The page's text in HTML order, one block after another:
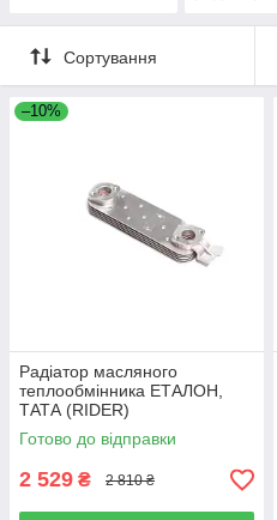
Сортування
–10%
Радіатор масляного
теплообмінника ЕТАЛОН,
ТАТА (RIDER)
RD252518170168
Готово до відправки
2 529 ₴ 2 810 ₴